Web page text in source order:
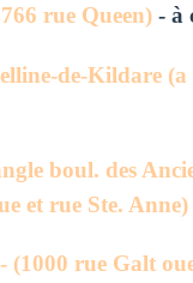
rue Queen) - à
de-Kildare
boul. des
et rue Ste. Anne)
(1000 rue Galt